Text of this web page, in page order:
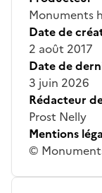
Monuments
Date de
2 août 2017
Date de
3 juin 2026
Rédacteur
Prost Nelly
Mentions
©